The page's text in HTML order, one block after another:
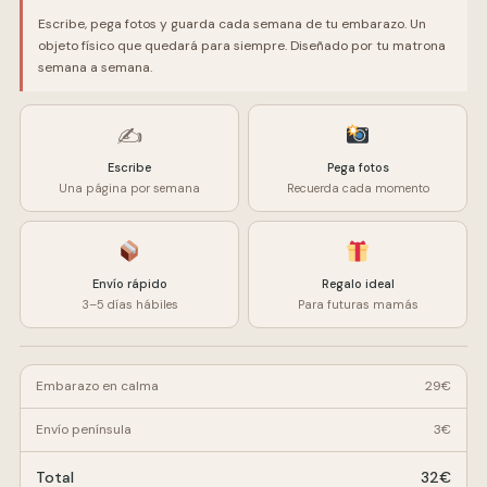
Escribe, pega fotos y guarda cada semana de tu embarazo. Un
objeto físico que quedará para siempre. Diseñado por tu matrona
semana a semana.
✍️
Escribe
Una página por semana
Pega fotos
Recuerda cada momento
Envío rápido
3–5 días hábiles
Regalo ideal
Para futuras mamás
Embarazo en calma 29€
Envío península 3€
Total 32€